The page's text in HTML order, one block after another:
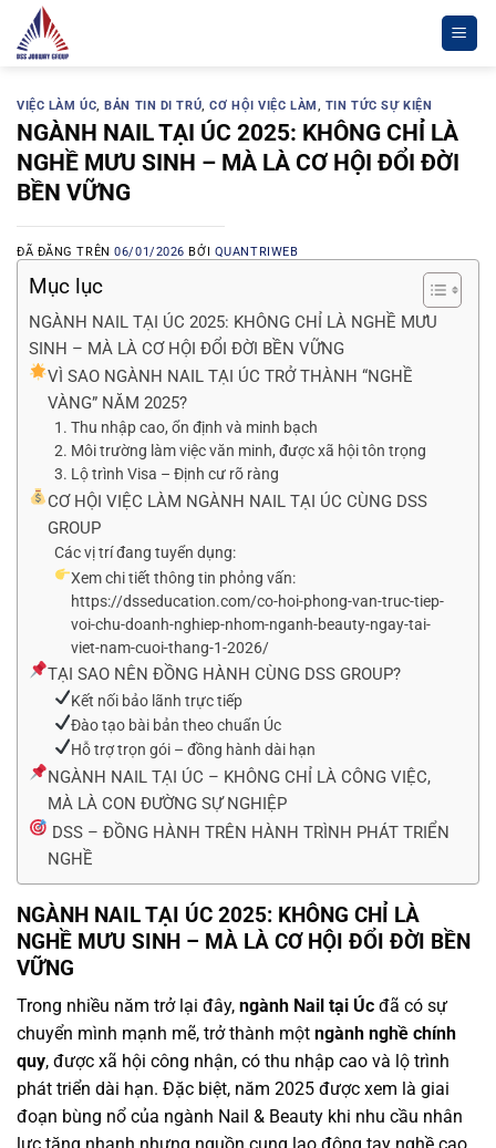
Chuyển
đến
dungVIỆC LÀM ÚC,BẢN TIN DI TRÚ,CƠ HỘI VIỆC LÀM, TIN TỨC SỰ KIỆN
NGÀNH NAIL TẠI ÚC 2025: KHÔNG CHỈ LÀ
NGHỀ MƯU SINH – MÀ LÀ CƠ HỘI ĐỔI ĐỜI
BỀN VỮNG
ĐÃ ĐĂNG TRÊN06/01/2026 BỞI QUANTRIWEB
Mục lục
NGÀNH NAIL TẠI ÚC 2025: KHÔNG CHỈ LÀ NGHỀ MƯU
SINH – MÀ LÀ CƠ HỘI ĐỔI ĐỜI BỀN VỮNG
VÌ SAO NGÀNH NAIL TẠI ÚC TRỞ THÀNH “NGHỀ
VÀNG” NĂM 2025?
1. Thu nhập cao, ổn định và minh bạch
2. Môi trường làm việc văn minh, được xã hội tôn trọng
3. Lộ trình Visa – Định cư rõ ràng
CƠ HỘI VIỆC LÀM NGÀNH NAIL TẠI ÚC CÙNG DSS
GROUP
Các vị trí đang tuyển dụng:
Xem chi tiết thông tin phỏng vấn:
https://dsseducation.com/co-hoi-phong-van-truc-tiep-
voi-chu-doanh-nghiep-nhom-nganh-beauty-ngay-tai-
viet-nam-cuoi-thang-1-2026/
TẠI SAO NÊN ĐỒNG HÀNH CÙNG DSS GROUP?
Kết nối bảo lãnh trực tiếp
Đào tạo bài bản theo chuẩn Úc
Hỗ trợ trọn gói – đồng hành dài hạn
NGÀNH NAIL TẠI ÚC – KHÔNG CHỈ LÀ CÔNG VIỆC,
MÀ LÀ CON ĐƯỜNG SỰ NGHIỆP
DSS – ĐỒNG HÀNH TRÊN HÀNH TRÌNH PHÁT TRIỂN
NGHỀ
NGÀNH NAIL TẠI ÚC 2025: KHÔNG CHỈ LÀ
NGHỀ MƯU SINH – MÀ LÀ CƠ HỘI ĐỔI ĐỜI BỀN
VỮNG
Trong nhiều năm trở lại đây, ngành Nail tại Úc đã có sự
chuyển mình mạnh mẽ, trở thành một ngành nghề chính
quy, được xã hội công nhận, có thu nhập cao và lộ trình
phát triển dài hạn. Đặc biệt, năm 2025 được xem là giai
đoạn bùng nổ của ngành Nail & Beauty khi nhu cầu nhân